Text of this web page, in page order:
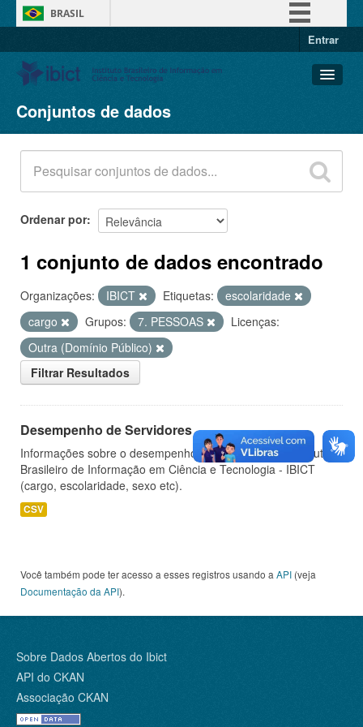
BRASIL
Entrar
Conjuntos de dados
Organizações
Grupos
Sobre
Conjuntos de dados
Ordenar por
1 conjunto de dados encontrado
Organizações: IBICT Etiquetas:
escolaridade
cargo
Grupos: 7. PESSOAS
Licenças:
Outra (Domínio Público)
Filtrar Resultados
Desempenho de Servidores
Informações sobre o desempenho de servidores do Instituto
Brasileiro de Informação em Ciência e Tecnologia - IBICT
(cargo, escolaridade, sexo etc).
CSV
Você também pode ter acesso a esses registros usando a API (veja
Documentação da API).
Sobre Dados Abertos do Ibict
API do CKAN
Associação CKAN